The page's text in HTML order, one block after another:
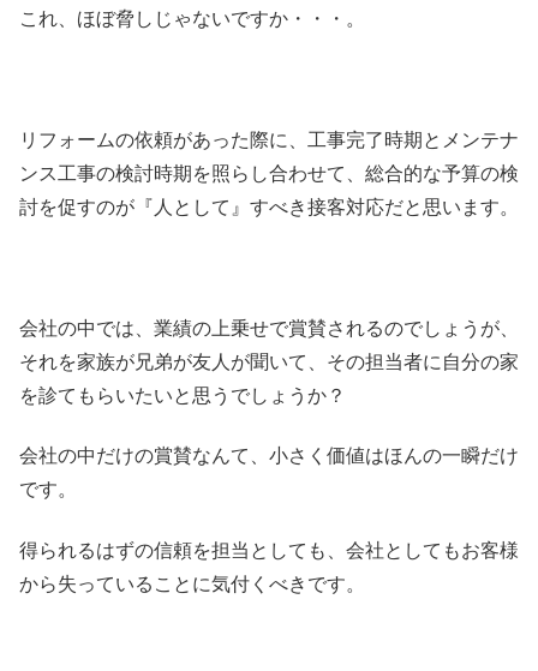
これ、ほぼ脅しじゃないですか・・・。
リフォームの依頼があった際に、工事完了時期とメンテナ
ンス工事の検討時期を照らし合わせて、総合的な予算の検
討を促すのが『人として』すべき接客対応だと思います。
会社の中では、業績の上乗せで賞賛されるのでしょうが、
それを家族が兄弟が友人が聞いて、その担当者に自分の家
を診てもらいたいと思うでしょうか？
会社の中だけの賞賛なんて、小さく価値はほんの一瞬だけ
です。
得られるはずの信頼を担当としても、会社としてもお客様
から失っていることに気付くべきです。